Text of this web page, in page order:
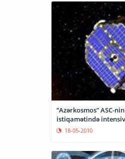
“Azərkosmos” ASC-
istiqamətində
18-05-2010